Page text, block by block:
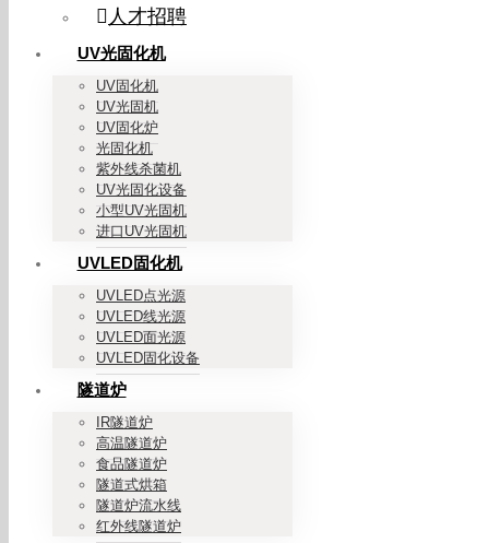
人才招聘
UV光固化机
UV固化机
UV光固机
UV固化炉
光固化机
紫外线杀菌机
UV光固化设备
小型UV光固机
进口UV光固机
UVLED固化机
UVLED点光源
UVLED线光源
UVLED面光源
UVLED固化设备
隧道炉
IR隧道炉
高温隧道炉
食品隧道炉
隧道式烘箱
隧道炉流水线
红外线隧道炉